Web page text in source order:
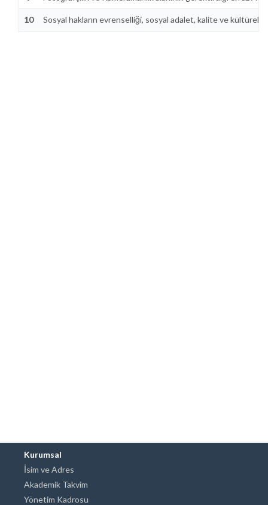
10 Sosyal hakların evrenselliği, sosyal adalet, kalite ve kültürel
Kurumsal
İsim ve Adres
Akademik Takvim
Yönetim Kadrosu